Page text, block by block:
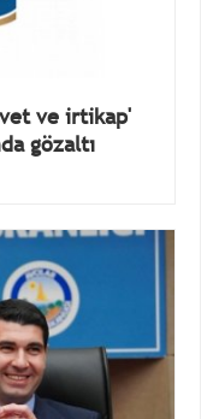
ve irtikap'
gözaltı